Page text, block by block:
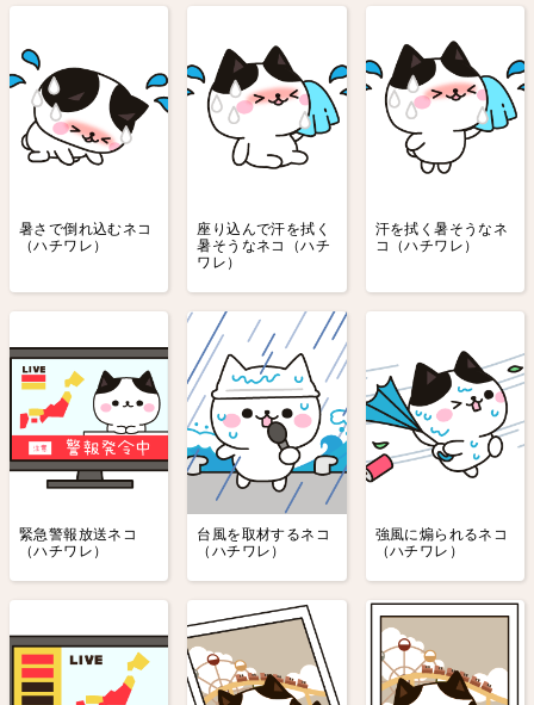
暑さで倒れ込むネコ
（ハチワレ）
座り込んで汗を拭く
暑そうなネコ（ハチ
ワレ）
汗を拭く暑そうなネ
コ（ハチワレ）
緊急警報放送ネコ
（ハチワレ）
台風を取材するネコ
（ハチワレ）
強風に煽られるネコ
（ハチワレ）